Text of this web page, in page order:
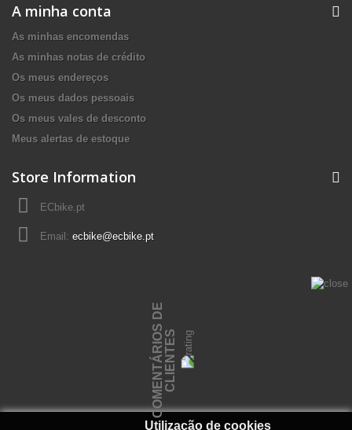
A minha conta
As minhas encomendas
As minhas notas de crédito
Os meus endereços
Os meus dados pessoais
Os meus vales de desconto
Meus alertas de estoque
Store Information
ECbike.pt
Email: ecbike@ecbike.pt
Utilização de cookies
C
O
M
E
N
T
Á
R
I
O
S
D
E
C
L
I
E
N
T
ES